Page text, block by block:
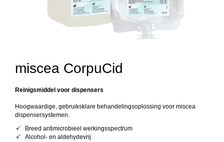
miscea CorpuCid
Reinigsmiddel voor dispensers
Hoogwaardige, gebruiksklare behandelingsoplossing voor miscea
dispensersystemen.
Breed antimicrobieel werkingsspectrum
Alcohol- en aldehydevrij